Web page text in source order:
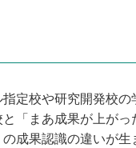
定校や研究開発校
「まあ成果が上が
成果認識の違いが